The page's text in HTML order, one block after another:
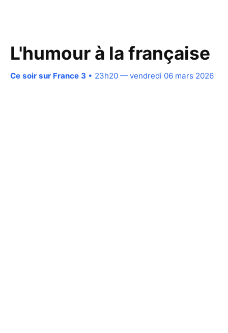
L'humour à la française
Ce soir sur France 3 • 23h20 — vendredi 06 mars 2026